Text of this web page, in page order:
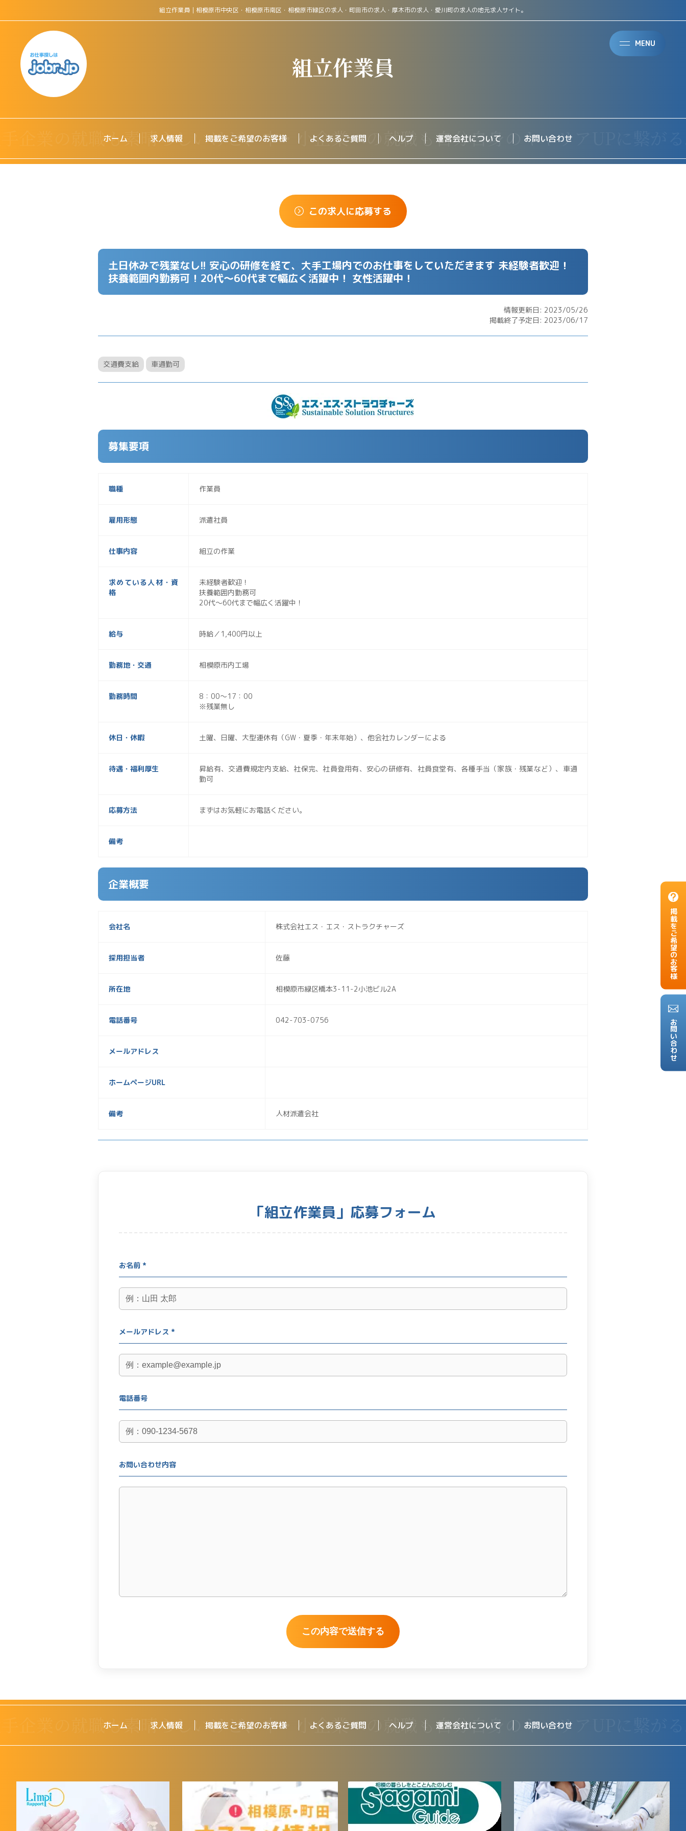
MENU
掲載をご希望のお客様
お問い合わせ
組立作業員｜相模原市中央区・相模原市南区・相模原市緑区の求人・町田市の求人・厚木市の求人・愛川町の求人の地元求人サイト。
組立作業員
ホーム 求人情報 掲載をご希望のお客様 よくあるご質問 ヘルプ 運営会社について お問い合わせ
この求人に応募する
土日休みで残業なし!! 安心の研修を経て、大手工場内でのお仕事をしていただきます 未経験者歓迎！
扶養範囲内勤務可！20代～60代まで幅広く活躍中！ 女性活躍中！
情報更新日: 2023/05/26
掲載終了予定日: 2023/06/17
交通費支給 車通勤可
募集要項
職種 作業員
雇用形態 派遣社員
仕事内容 組立の作業
求めている人材・資
格
未経験者歓迎！
扶養範囲内勤務可
20代～60代まで幅広く活躍中！
給与 時給／1,400円以上
勤務地・交通 相模原市内工場
勤務時間
8：00～17：00
※残業無し
休日・休暇 土曜、日曜、大型連休有（GW・夏季・年末年始）、他会社カレンダーによる
待遇・福利厚生
昇給有、交通費規定内支給、社保完、社員登用有、安心の研修有、社員食堂有、各種手当（家族・残業など）、車通
勤可
応募方法 まずはお気軽にお電話ください。
備考
企業概要
会社名 株式会社エス・エス・ストラクチャーズ
採用担当者 佐藤
所在地 相模原市緑区橋本3-11-2小池ビル2A
電話番号 042-703-0756
メールアドレス
ホームページURL
備考 人材派遣会社
「組立作業員」応募フォーム
お名前 *
メールアドレス *
電話番号
お問い合わせ内容
ホーム 求人情報 掲載をご希望のお客様 よくあるご質問 ヘルプ 運営会社について お問い合わせ